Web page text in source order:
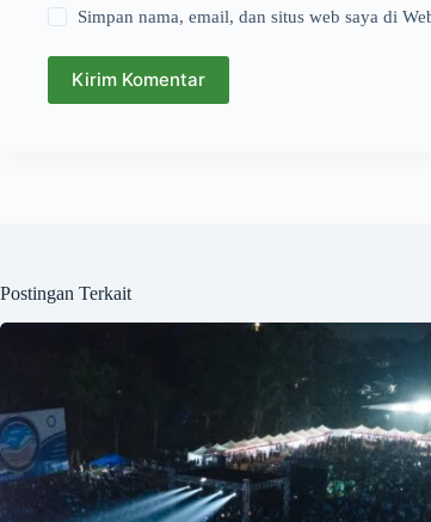
Simpan nama, email, dan situs web saya di
Kirim Komentar
Postingan Terkait